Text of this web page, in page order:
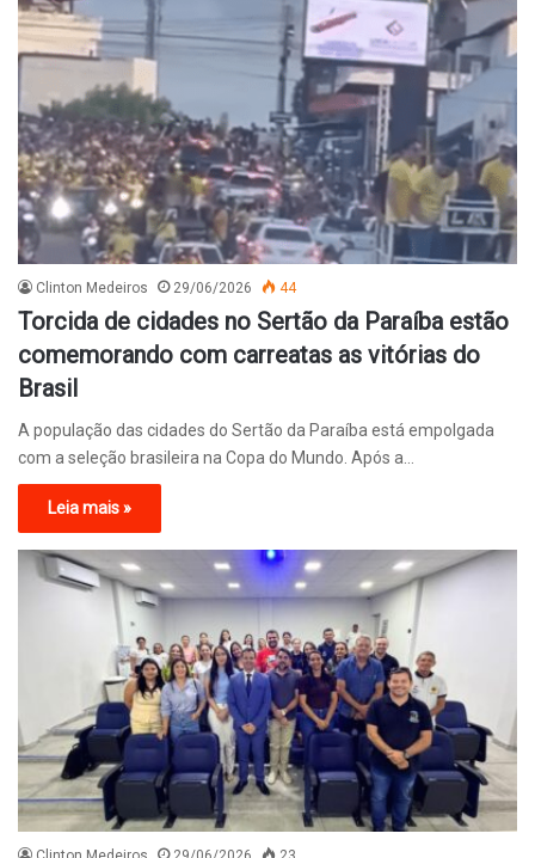
Clinton Medeiros 29/06/2026 44
Torcida de cidades no Sertão da Paraíba estão
comemorando com carreatas as vitórias do
Brasil
A população das cidades do Sertão da Paraíba está empolgada
com a seleção brasileira na Copa do Mundo. Após a…
Leia mais »